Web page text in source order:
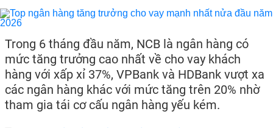
Trong 6 tháng đầu năm, NCB là ngân hàng có
mức tăng trưởng cao nhất về cho vay khách
hàng với xấp xỉ 37%, VPBank và HDBank vượt xa
các ngân hàng khác với mức tăng trên 20% nhờ
tham gia tái cơ cấu ngân hàng yếu kém.